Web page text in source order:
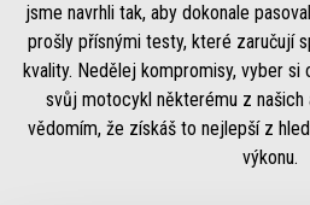
jsme navrhli tak, aby dokonale
prošly přísnými testy, které zaručují
kvality. Nedělej kompromisy, vyber si
svůj motocykl některému z našich
vědomím, že získáš to nejlepší z
výkonu.